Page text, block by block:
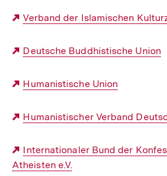
Externer
Verband der Islamischen
Externer
Deutsche Buddhistische Union
Externer
Humanistische Union
Externer
Humanistischer Verband
Externer
Link:
Internationaler Bund der
Atheisten e.V.